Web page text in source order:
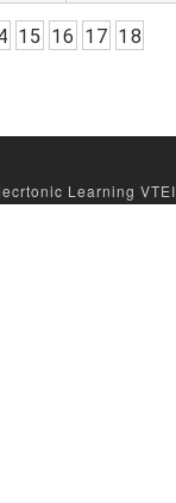
15 16 17 18
Learning VTEI